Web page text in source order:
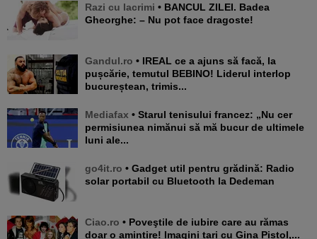
Razi cu lacrimi • BANCUL ZILEI. Badea
Gheorghe: – Nu pot face dragoste!
Gandul.ro • IREAL ce a ajuns să facă, la
pușcărie, temutul BEBINO! Liderul interlop
bucureștean, trimis...
Mediafax • Starul tenisului francez: „Nu cer
permisiunea nimănui să mă bucur de ultimele
luni ale...
go4it.ro • Gadget util pentru grădină: Radio
solar portabil cu Bluetooth la Dedeman
Ciao.ro • Poveştile de iubire care au rămas
doar o amintire! Imagini tari cu Gina Pistol,...